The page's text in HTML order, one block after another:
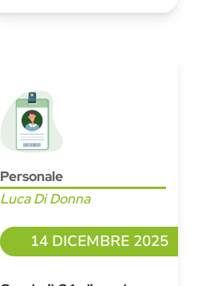
Personale
Luca Di Donna
14 DICEMBRE 2025